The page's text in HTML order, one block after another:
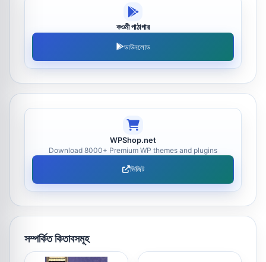
কওমী পাঠাগার
ডাউনলোড
WPShop.net
Download 8000+ Premium WP themes and plugins
ভিজিট
সম্পর্কিত কিতাবসমূহ